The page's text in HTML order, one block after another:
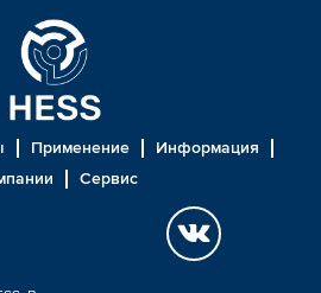
Применение
Информация
Сервис